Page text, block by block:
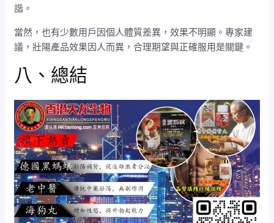
諧。
當然，也有少數用戶因個人體質差異，效果不明顯。專家建
議，壯陽產品效果因人而異，合理期望與正確服用是關鍵。
八、總結